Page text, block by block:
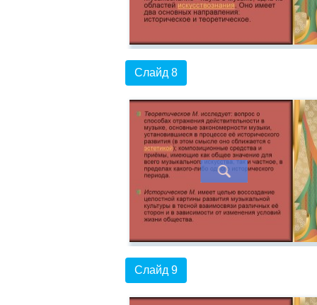
Слайд 8
Слайд 9